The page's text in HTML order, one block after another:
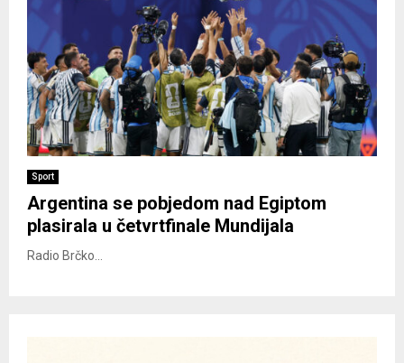
Sport
Argentina se pobjedom nad Egiptom
plasirala u četvrtfinale Mundijala
Radio Brčko...